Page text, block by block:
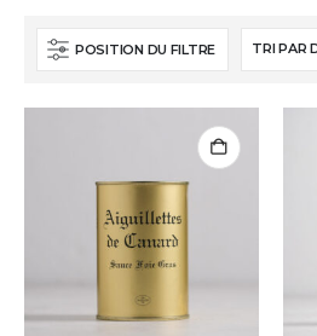
POSITION DU FILTRE